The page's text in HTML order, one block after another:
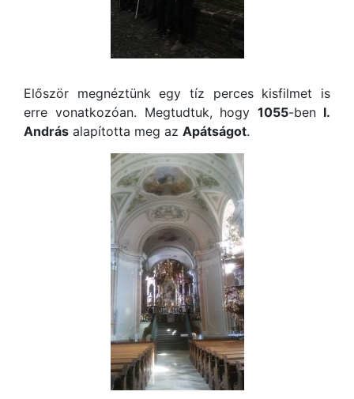
Először megnéztünk egy tíz perces kisfilmet is
erre vonatkozóan. Megtudtuk, hogy1055-ben I.
András alapította meg az Apátságot.